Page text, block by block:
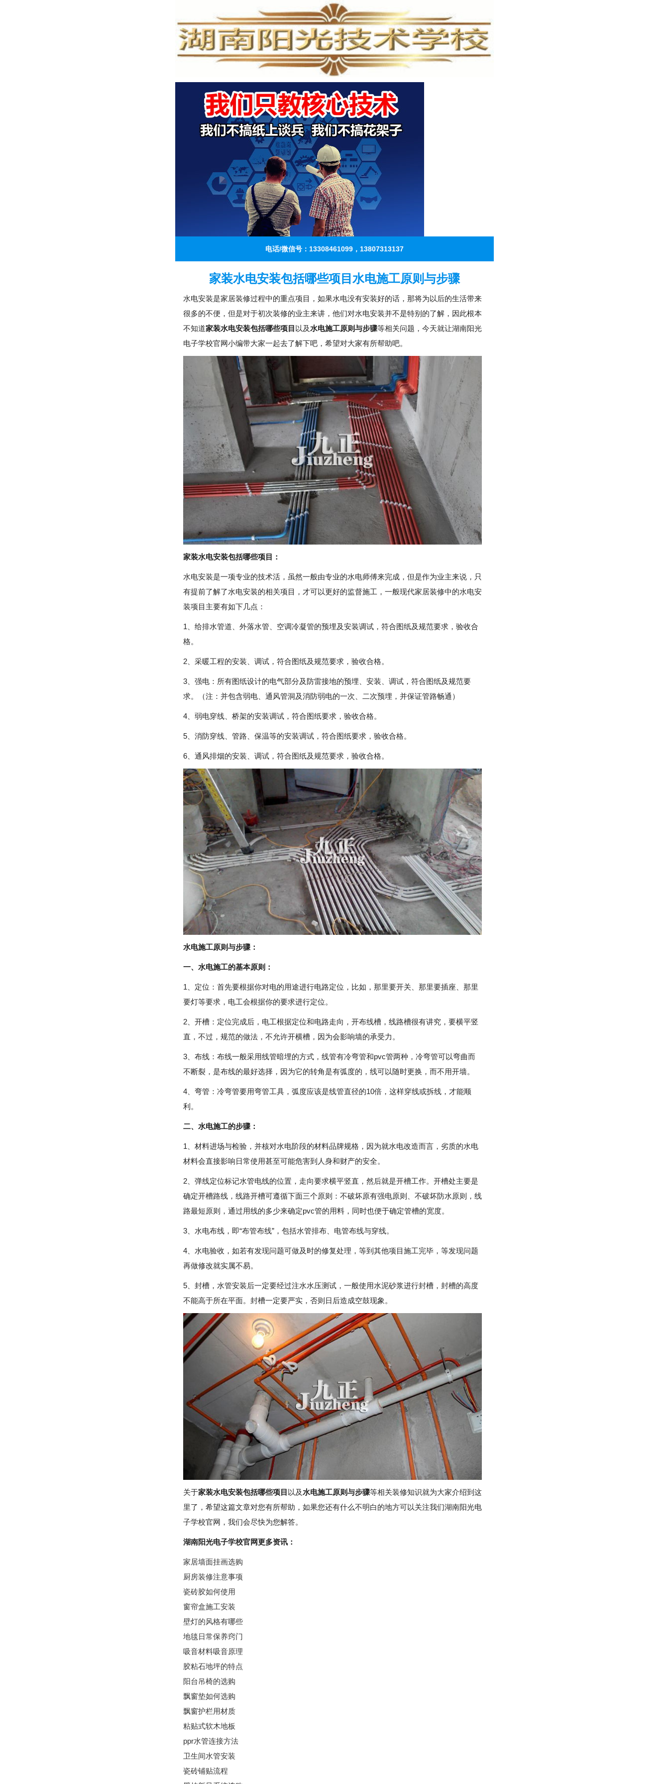
电话/微信号：13308461099，13807313137
家装水电安装包括哪些项目水电施工原则与步骤
水电安装是家居装修过程中的重点项目，如果水电没有安装好的话，那将为以后的生活带来
很多的不便，但是对于初次装修的业主来讲，他们对水电安装并不是特别的了解，因此根本
不知道家装水电安装包括哪些项目 以及水电施工原则与步骤等相关问题，今天就让湖南阳光
电子学校官网小编带大家一起去了解下吧，希望对大家有所帮助吧。
家装水电安装包括哪些项目：
水电安装是一项专业的技术活，虽然一般由专业的水电师傅来完成，但是作为业主来说，只
有提前了解了水电安装的相关项目，才可以更好的监督施工，一般现代家居装修中的水电安
装项目主要有如下几点：
1、给排水管道、外落水管、空调冷凝管的预埋及安装调试，符合图纸及规范要求，验收合
格。
2、采暖工程的安装、调试，符合图纸及规范要求，验收合格。
3、强电：所有图纸设计的电气部分及防雷接地的预埋、安装、调试，符合图纸及规范要
求。（注：并包含弱电、通风管洞及消防弱电的一次、二次预埋，并保证管路畅通）
4、弱电穿线、桥架的安装调试，符合图纸要求，验收合格。
5、消防穿线、管路、保温等的安装调试，符合图纸要求，验收合格。
6、通风排烟的安装、调试，符合图纸及规范要求，验收合格。
水电施工原则与步骤：
一、水电施工的基本原则：
1、定位：首先要根据你对电的用途进行电路定位，比如，那里要开关、那里要插座、那里
要灯等要求，电工会根据你的要求进行定位。
2、开槽：定位完成后，电工根据定位和电路走向，开布线槽，线路槽很有讲究，要横平竖
直，不过，规范的做法，不允许开横槽，因为会影响墙的承受力。
3、布线：布线一般采用线管暗埋的方式，线管有冷弯管和pvc管两种，冷弯管可以弯曲而
不断裂，是布线的最好选择，因为它的转角是有弧度的，线可以随时更换，而不用开墙。
4、弯管：冷弯管要用弯管工具，弧度应该是线管直径的10倍，这样穿线或拆线，才能顺
利。
二、水电施工的步骤：
1、材料进场与检验，并核对水电阶段的材料品牌规格，因为就水电改造而言，劣质的水电
材料会直接影响日常使用甚至可能危害到人身和财产的安全。
2、弹线定位标记水管电线的位置，走向要求横平竖直，然后就是开槽工作。开槽处主要是
确定开槽路线，线路开槽可遵循下面三个原则：不破坏原有强电原则、不破坏防水原则，线
路最短原则，通过用线的多少来确定pvc管的用料，同时也便于确定管槽的宽度。
3、水电布线，即“布管布线”，包括水管排布、电管布线与穿线。
4、水电验收，如若有发现问题可做及时的修复处理，等到其他项目施工完毕，等发现问题
再做修改就实属不易。
5、封槽，水管安装后一定要经过注水水压测试，一般使用水泥砂浆进行封槽，封槽的高度
不能高于所在平面。封槽一定要严实，否则日后造成空鼓现象。
关于家装水电安装包括哪些项目 以及水电施工原则与步骤等相关装修知识就为大家介绍到这
里了，希望这篇文章对您有所帮助，如果您还有什么不明白的地方可以关注我们湖南阳光电
子学校官网，我们会尽快为您解答。
湖南阳光电子学校官网更多资讯：
家居墙面挂画选购
厨房装修注意事项
瓷砖胶如何使用
窗帘盒施工安装
壁灯的风格有哪些
地毯日常保养窍门
吸音材料吸音原理
胶粘石地坪的特点
阳台吊椅的选购
飘窗垫如何选购
飘窗护栏用材质
粘贴式软木地板
ppr水管连接方法
卫生间水管安装
瓷砖铺贴流程